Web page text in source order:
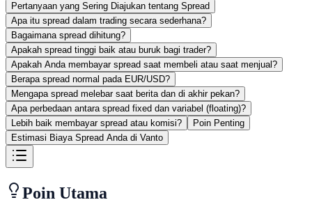
Pertanyaan yang Sering Diajukan tentang Spread
Apa itu spread dalam trading secara sederhana?
Bagaimana spread dihitung?
Apakah spread tinggi baik atau buruk bagi trader?
Apakah Anda membayar spread saat membeli atau saat menjual?
Berapa spread normal pada EUR/USD?
Mengapa spread melebar saat berita dan di akhir pekan?
Apa perbedaan antara spread fixed dan variabel (floating)?
Lebih baik membayar spread atau komisi?
Poin Penting
Estimasi Biaya Spread Anda di Vanto
Poin Utama